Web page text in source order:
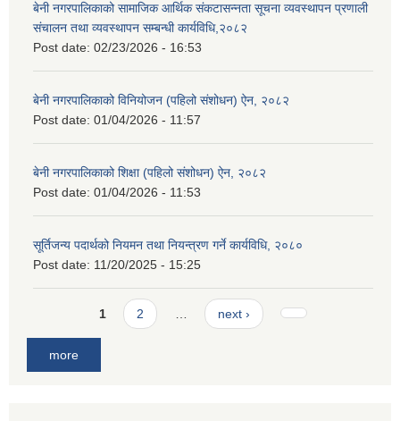
बेनी नगरपालिकाको सामाजिक आर्थिक संकटासन्नता सूचना व्यवस्थापन प्रणाली
संचालन तथा व्यवस्थापन सम्बन्धी कार्यविधि,२०८२
Post date: 02/23/2026 - 16:53
बेनी नगरपालिकाको विनियोजन (पहिलो संशोधन) ऐन, २०८२
Post date: 01/04/2026 - 11:57
बेनी नगरपालिकाको शिक्षा (पहिलो संशोधन) ऐन, २०८२
Post date: 01/04/2026 - 11:53
सूर्तिजन्य पदार्थको नियमन तथा नियन्त्रण गर्ने कार्यविधि, २०८०
Post date: 11/20/2025 - 15:25
Pages1 2 next ›
more